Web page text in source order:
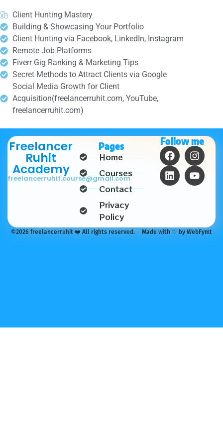
Client Hunting Mastery
Building & Showcasing Your Portfolio
Client Hunting via Facebook, LinkedIn, Instagram
Remote Job Platforms
Fiverr Gig Ranking & Marketing Tips
Secret Methods to Attract Clients via Google
Social Media Growth for Client
Acquisition(freelancerruhit.com, YouTube,
freelancerruhit.com)
Freelancer
Ruhit
Academy
freelancerruhit.course@gmail.com
Pages
Home
Courses
Contact
Privacy
Policy
Follow me
©2026 freelancerruhit ❤️ All rights reserved. Made with ♡ by WebFymt